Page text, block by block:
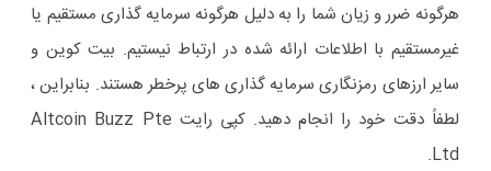
هرگونه ضرر و زیان شما را به دلیل هرگونه سرمایه گذاری مستقیم یا
غیرمستقیم با اطلاعات ارائه شده در ارتباط نیستیم. بیت کوین و
سایر ارزهای رمزنگاری سرمایه گذاری های پرخطر هستند. بنابراین ،
لطفاً دقت خود را انجام دهید. کپی رایت Altcoin Buzz Pte
Ltd.